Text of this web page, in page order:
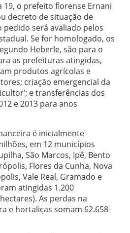
19, o prefeito florense Ernani
decreto de situação de
pedido será avaliado pelos
Se for homologado, os
Heberle, são para o
as prefeituras atingidas,
produtos agrícolas e
criação emergencial da
e transferências dos
e 2013 para anos
é inicialmente
em 12 municípios
São Marcos, Ipê, Bento
Flores da Cunha, Nova
Vale Real, Gramado e
atingidas 1.200
As perdas na
e hortaliças somam 62.658